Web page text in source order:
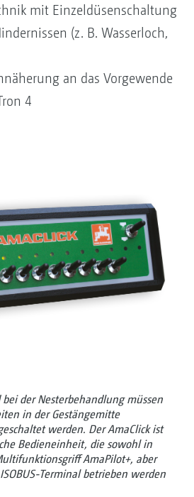
mit Einzeldüsenschaltung
(z. B. Wasserloch,
an das Vorgewende
4
der Nesterbehandlung müssen
in der Gestängemitte
werden. Der AmaClick ist
Bedieneinheit, die sowohl in
AmaPilot+, aber
Terminal betrieben werden